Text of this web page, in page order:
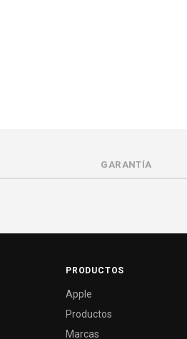
GARANTÍA
PRODUCTOS
Apple
Productos
Marcas